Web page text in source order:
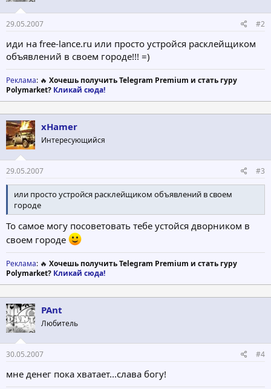
29.05.2007 #2
иди на free-lance.ru или просто устройся расклейщиком
объявлений в своем городе!!! =)
Реклама: 🔥 Хочешь получить Telegram Premium и стать гуру
Polymarket? Кликай сюда!
xHamer
Интересующийся
29.05.2007 #3
или просто устройся расклейщиком объявлений в своем
городе
То самое могу посоветовать тебе устойся дворником в
своем городе
Реклама: 🔥 Хочешь получить Telegram Premium и стать гуру
Polymarket? Кликай сюда!
PAnt
Любитель
30.05.2007 #4
мне денег пока хватает...слава богу!